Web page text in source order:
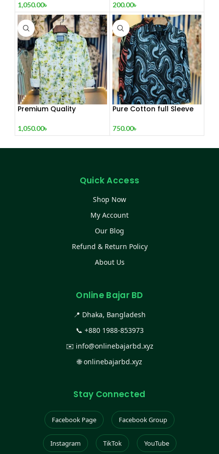
1,050.00৳ 200.00৳
Premium Quality
1,050.00৳
Pure Cotton full Sleeve
Men’s
750.00৳
Quick Access
Shop Now
My Account
Our Blog
Refund & Return Policy
About Us
Online Bajar BD
📍 Dhaka, Bangladesh
📞 +880 1988-853973
✉️ info@onlinebajarbd.xyz
🌐onlinebajarbd.xyz
Stay Connected
Facebook Page Facebook Group
Instagram TikTok YouTube